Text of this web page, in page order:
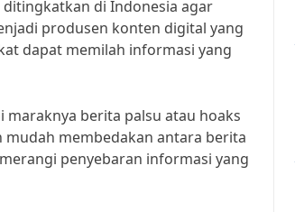
di Indonesia agar
produsen konten digital yang
dapat memilah informasi yang
berita palsu atau hoaks
mudah membedakan antara berita
penyebaran informasi yang